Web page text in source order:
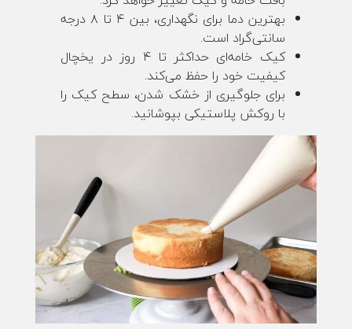
بهترین دما برای نگهداری، بین ۴ تا ۸ درجه
سانتی‌گراد است.
کیک خامه‌ای حداکثر تا ۴ روز در یخچال
کیفیت خود را حفظ می‌کند.
برای جلوگیری از خشک شدن، سطح کیک را
با روکش پلاستیکی بپوشانید.